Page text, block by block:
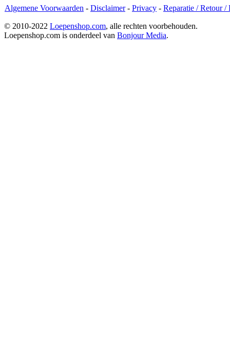
Algemene Voorwaarden - Disclaimer- Privacy - Reparatie / Retour /
© 2010-2022 Loepenshop.com, alle rechten voorbehouden.
Loepenshop.com is onderdeel van Bonjour Media.